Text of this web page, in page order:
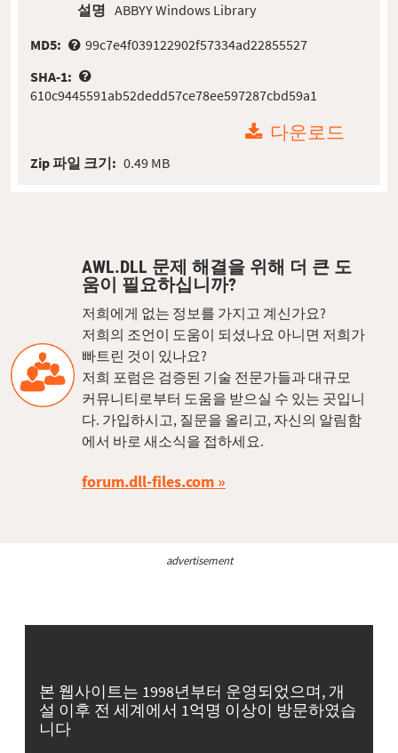
설명 ABBYY Windows Library
MD5:
99c7e4f039122902f57334ad22855527
SHA-1:
610c9445591ab52dedd57ce78ee597287cbd59a1
다운로드
Zip 파일 크기: 0.49 MB
AWL.DLL 문제 해결을 위해 더 큰 도
움이 필요하십니까?
저희에게 없는 정보를 가지고 계신가요?
저희의 조언이 도움이 되셨나요 아니면 저희가
빠트린 것이 있나요?
저희 포럼은 검증된 기술 전문가들과 대규모
커뮤니티로부터 도움을 받으실 수 있는 곳입니
다. 가입하시고, 질문을 올리고, 자신의 알림함
에서 바로 새소식을 접하세요.
forum.dll-files.com
advertisement
본 웹사이트는 1998년부터 운영되었으며, 개
설 이후 전 세계에서 1억명 이상이 방문하였습
니다